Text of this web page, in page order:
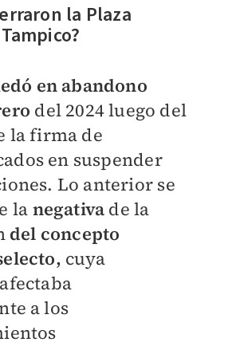
la Plaza
en abandono
del 2024 luego del
la firma de
en suspender
Lo anterior se
la negativa de la
del concepto
cuya
a los